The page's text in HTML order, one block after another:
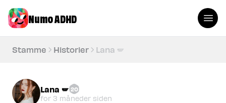
Numo ADHD
Stamme Historier Lana 🪽
Lana 🪽 20
for 3 måneder siden